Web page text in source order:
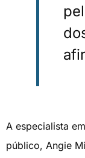
A especialista
público, Angie